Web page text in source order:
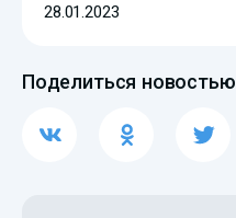
28.01.2023
Поделиться новостью